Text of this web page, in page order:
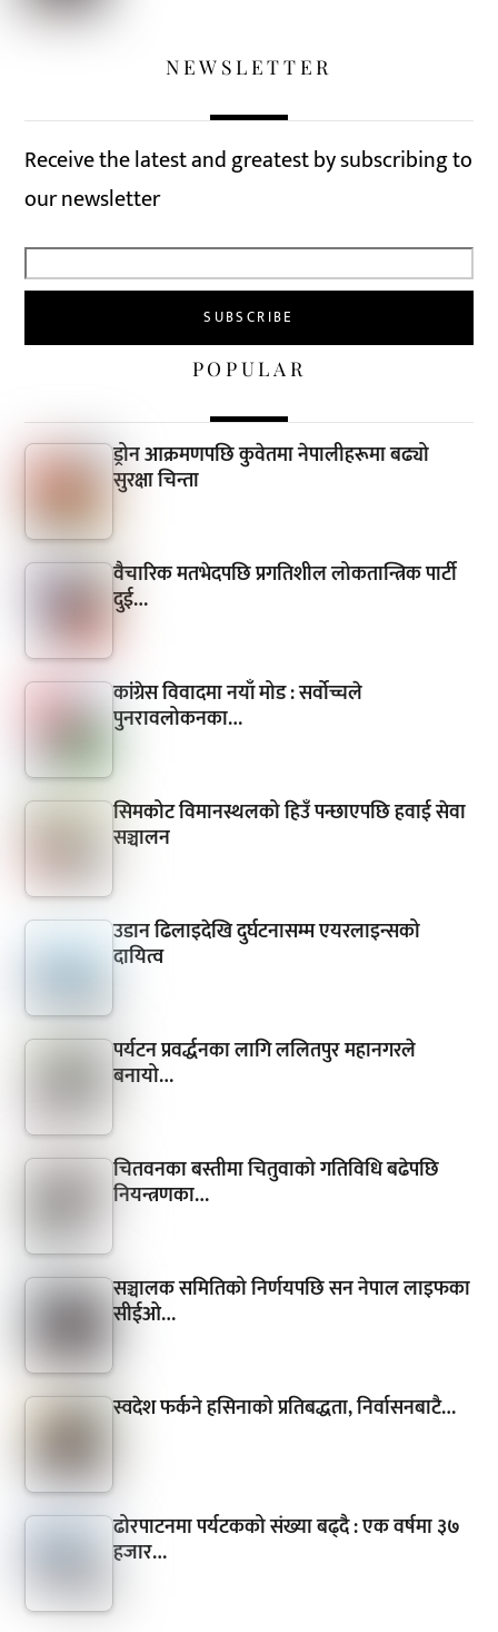
NEWSLETTER
Receive the latest and greatest by subscribing to
our newsletter
POPULAR
ड्रोन आक्रमणपछि कुवेतमा नेपालीहरूमा बढ्यो
सुरक्षा चिन्ता
वैचारिक मतभेदपछि प्रगतिशील लोकतान्त्रिक पार्टी
दुई…
कांग्रेस विवादमा नयाँ मोड : सर्वोच्चले
पुनरावलोकनका…
सिमकोट विमानस्थलको हिउँ पन्छाएपछि हवाई सेवा
सञ्चालन
उडान ढिलाइदेखि दुर्घटनासम्म एयरलाइन्सको
दायित्व
पर्यटन प्रवर्द्धनका लागि ललितपुर महानगरले
बनायो…
चितवनका बस्तीमा चितुवाको गतिविधि बढेपछि
नियन्त्रणका…
सञ्चालक समितिको निर्णयपछि सन नेपाल लाइफका
सीईओ…
स्वदेश फर्कने हसिनाको प्रतिबद्धता, निर्वासनबाटै…
ढोरपाटनमा पर्यटकको संख्या बढ्दै : एक वर्षमा ३७
हजार…